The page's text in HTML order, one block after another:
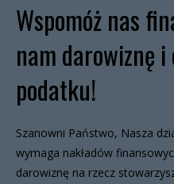
Wspomóż nas
nam darowiznę i
podatku!
Szanowni Państwo, Nasza
wymaga nakładów
darowiznę na rzecz